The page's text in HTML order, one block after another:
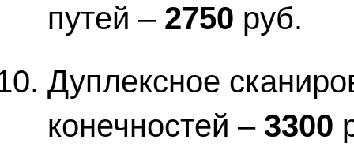
путей – 2750 руб.
Дуплексное
конечностей – 3300